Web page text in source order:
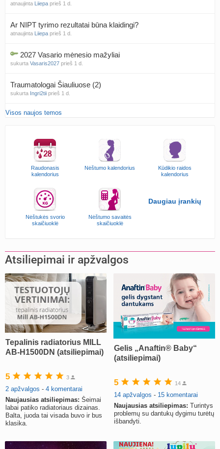
atnaujinta Liiepa prieš 1 d.
Ar NIPT tyrimo rezultatai būna klaidingi?
atnaujinta Liiepa prieš 1 d.
2027 Vasario mėnesio mažyliai
sukurta Vasaris2027 prieš 1 d.
Traumatologai Šiauliuose (2)
sukurta Ingri2tii prieš 1 d.
Čakru valymas
Kęstutis Šklėrius
gerdinas
Kovo mėnesio dvyniai
Anužis Jonas
Gražiausi, rečiausi berniukų vardai :)
atnaujintaNerea prieš 2 d.
Crinone gelio (progesterono) naudojimas
atnaujintaAgne.baronaite prieš 2 d.
Perspėjimas dėl pardavėjo „Mantvis“
sukurtaSoliaris73 prieš 2 d.
Skydliaukės hipotirozė ir nėštumas (+3)
atnaujintaŠviesa777 prieš 3 d.
Gijimas po hemorojaus operacijos
atnaujinta
ŽPV (žmogaus papilomos virusas) (+3)
Visos naujos temos
Raudonasis
kalendorius
Nėštumo kalendorius
Kūdikio raidos
kalendorius
Nėštukės svorio
skaičiuoklė
Nėštumo savaitės
skaičiuoklė
Daugiau įrankių
Atsiliepimai ir apžvalgos
Tepalinis radiatorius MILL
AB-H1500DN (atsiliepimai)
5 3
2 apžvalgos - 4 komentarai
Naujausias atsiliepimas: Šeimai
labai patiko radiatoriaus dizainas.
Balta, juoda tai visada buvo ir bus
klasika.
Gelis „Anaftin® Baby“
(atsiliepimai)
5 14
14 apžvalgos - 15 komentarai
Naujausias atsiliepimas: Turintys
problemų su dantukų dygimu turėtų
išbandyti.